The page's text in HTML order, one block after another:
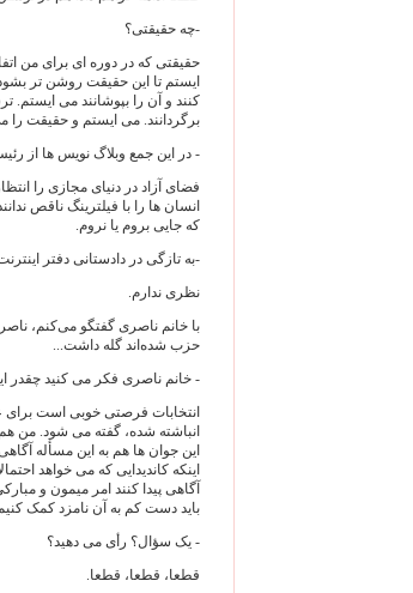
-چه حقیقتی؟
حقیقتی که در دوره ای برای من
ایستم تا این حقیقت روشن تر
کنند و آن را بپوشانند می
برگردانند. می ایستم و حقیقت
- در این جمع وبلاگ نویس ها از
فضای آزاد در دنیای مجازی را
انسان ها را با فیلترینگ ناقص
که جایی بروم یا نروم.
-به تازگی در دادستانی دفتر
نظری ندارم.
با خانم ناصری گفتگو می‌کنم،
حزب شده‌اند گله داشت...
- خانم ناصری فکر می کنید
انتخابات فرصتی خوبی است
انباشته شده، گفته می شود. من
این جوان ها هم به این مسأله
اینکه کاندیدایی که می خواهد
آگاهی پیدا کنند امر میمون و
باید دست کم به آن نامزد کمک
- یک سؤال؟ رأی می دهید؟
قطعا، قطعا، قطعا.